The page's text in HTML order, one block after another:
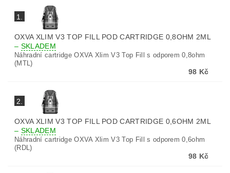
1.
OXVA XLIM V3 TOP FILL POD CARTRIDGE 0,8OHM 2ML
– SKLADEM
Náhradní cartridge OXVA Xlim V3 Top Fill s odporem 0,8ohm
(MTL)
98 Kč
2.
OXVA XLIM V3 TOP FILL POD CARTRIDGE 0,6OHM 2ML
– SKLADEM
Náhradní cartridge OXVA Xlim V3 Top Fill s odporem 0,6ohm
(RDL)
98 Kč